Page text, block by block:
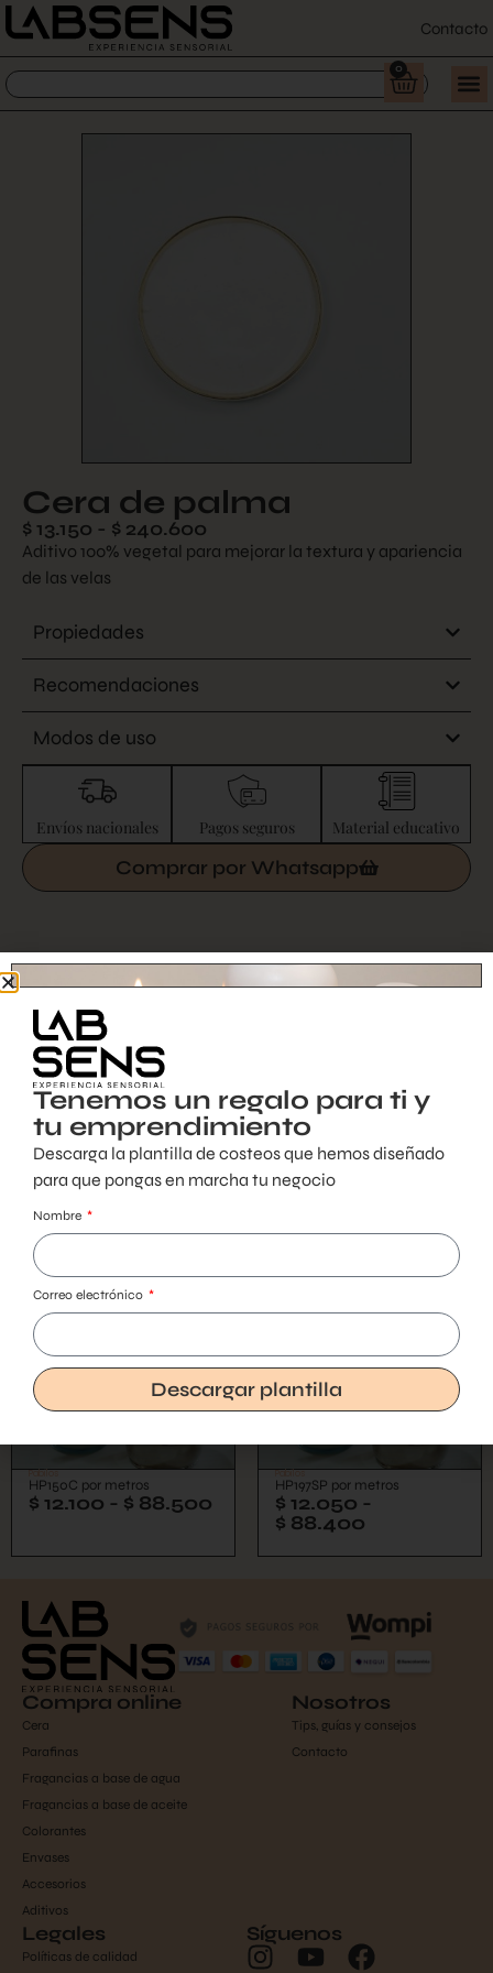
Contacto
0
Cera de palma
$ 13.150 - $ 240.600
Aditivo 100% vegetal para mejorar la textura y apariencia
de las velas
Propiedades
Recomendaciones
Modos de uso
Envíos nacionales Pagos seguros Material educativo
Comprar por Whatsapp
Productos relacionados
HP502SP 24 cm
$76.755
HP150C por metros
$ 12.100 - $ 88.500
HP197SP por metros
$ 12.050 -
$ 88.400
Compra online
Cera
Parafinas
Fragancias a base de agua
Fragancias a base de aceite
Colorantes
Envases
Accesorios
Aditivos
Nosotros
Tips, guías y consejos
Contacto
Legales
Políticas de calidad
Síguenos
Tenemos un regalo para ti y
tu emprendimiento
Descarga la plantilla de costeos que hemos diseñado
para que pongas en marcha tu negocio
Nombre
Correo electrónico
Descargar plantilla